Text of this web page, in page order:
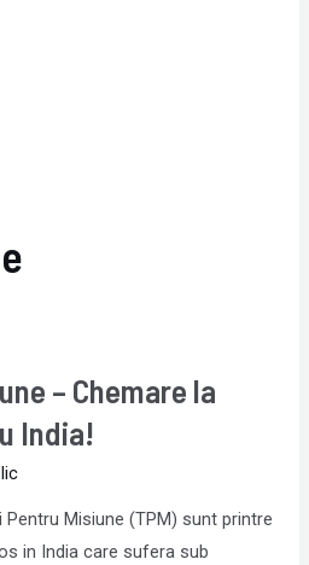
– Chemare la
India!
Misiune (TPM) sunt printre
in India care sufera sub